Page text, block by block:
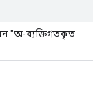
"অ-ব্যক্তিগতকৃত